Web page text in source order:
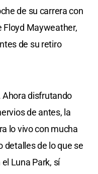
de su carrera con
Floyd Mayweather,
de su retiro
Ahora disfrutando
de antes, la
lo vivo con mucha
detalles de lo que se
Luna Park, sí